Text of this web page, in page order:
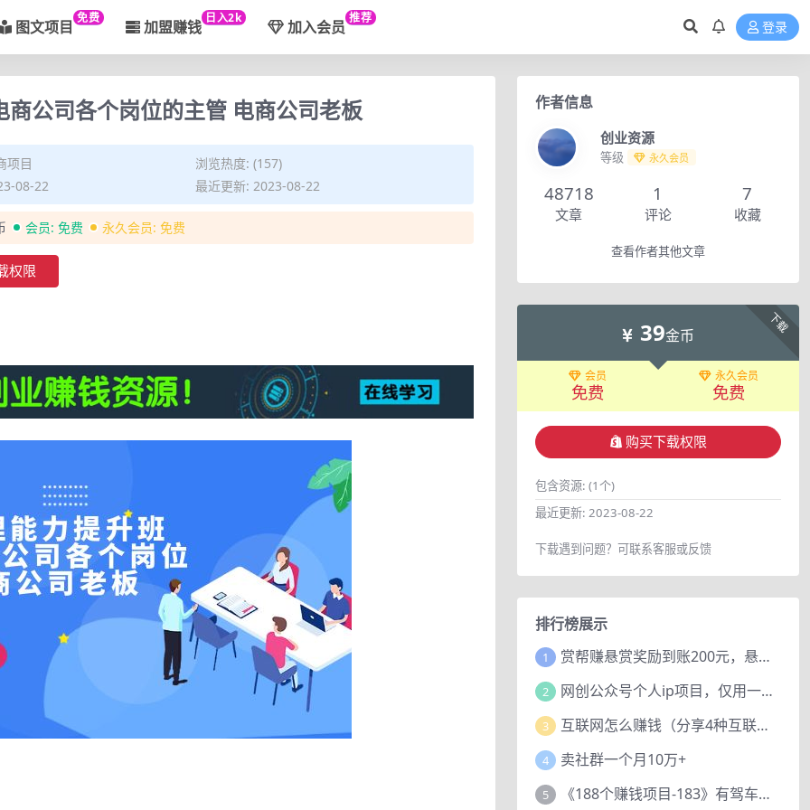
图文项目 免费 加盟赚钱 日入2k 加入会员 推荐
登录
公司各个岗位的主管 电商公司老板
项目
浏览热度: (157)
08-22
最近更新: 2023-08-22
会员: 免费 永久会员: 免费
权限
作者信息
创业资源
等级 永久会员
48718
文章
1
评论
7
收藏
查看作者其他文章
下载
39金币
会员
免费
永久会员
免费
购买下载权限
包含资源: (1个)
最近更新: 2023-08-22
下载遇到问题？可联系客服或反馈
排行榜展示
1 赏帮赚悬赏奖励到账200元，悬赏任务多劳多得，人人可做。
2 网创公众号个人ip项目，仅用一篇文章做到全网引流！
3 互联网怎么赚钱（分享4种互联网赚钱模式）
4 卖社群一个月10万+
5 《188个赚钱项目-183》有驾车评项目，动动小手，复制粘贴赚44元！